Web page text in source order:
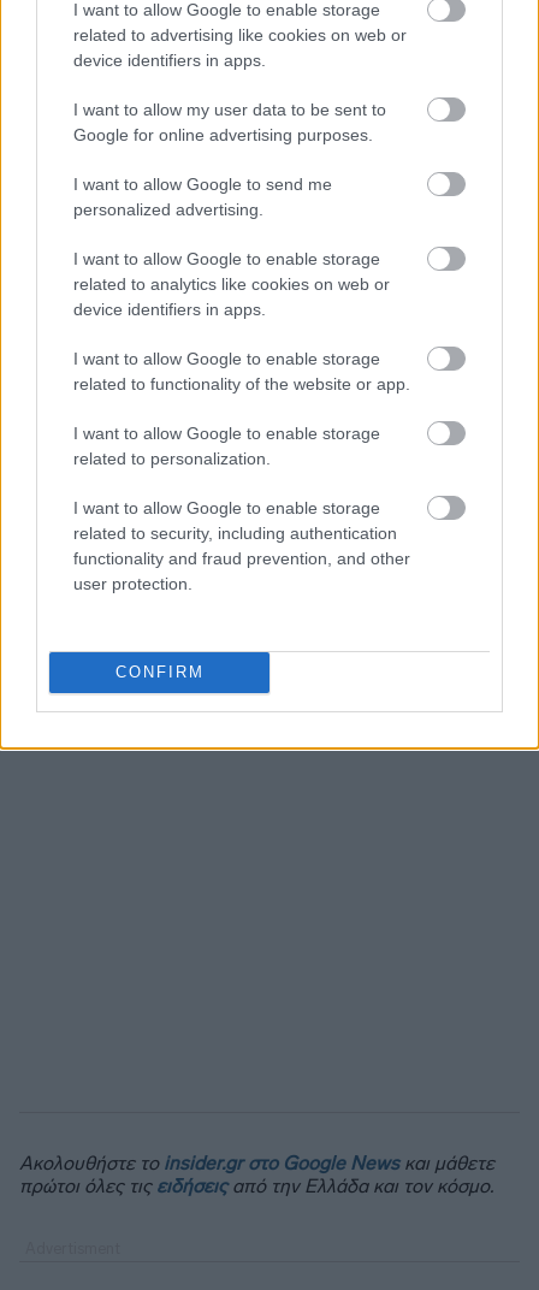
I want to allow Google to enable storage
related to advertising like cookies on web or
device identifiers in apps.
I want to allow my user data to be sent to
Google for online advertising purposes.
I want to allow Google to send me
personalized advertising.
I want to allow Google to enable storage
related to analytics like cookies on web or
device identifiers in apps.
I want to allow Google to enable storage
related to functionality of the website or app.
I want to allow Google to enable storage
related to personalization.
I want to allow Google to enable storage
related to security, including authentication
functionality and fraud prevention, and other
user protection.
CONFIRM
Ορισμένοι διαδηλωτές μετακινήθηκαν προς το
Διεθνές Αεροδρόμιο της Οτάβας, προκαλώντας
κυκλοφοριακό κομφούζιο, σύμφωνα με τον δήμο
της πόλης.
Πηγή: ΑΠΕ-ΜΠΕ
Ακολουθήστε το insider.gr στο Google Newsκαι μάθετε
πρώτοι όλες τις ειδήσειςαπό την Ελλάδα και τον κόσμο.